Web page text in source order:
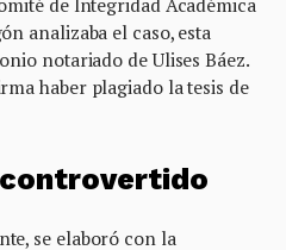
analizaba el caso, esta
notariado de Ulises Báez.
haber plagiado la tesis de
se elaboró con la